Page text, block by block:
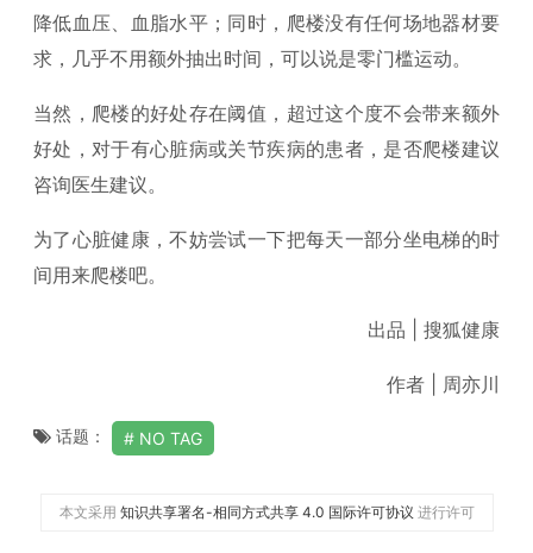
降低血压、血脂水平；同时，爬楼没有任何场地器材要
求，几乎不用额外抽出时间，可以说是零门槛运动。
当然，爬楼的好处存在阈值，超过这个度不会带来额外
好处，对于有心脏病或关节疾病的患者，是否爬楼建议
咨询医生建议。
为了心脏健康，不妨尝试一下把每天一部分坐电梯的时
间用来爬楼吧。
出品 | 搜狐健康
作者 | 周亦川
话题： NO TAG
本文采用 知识共享署名-相同方式共享 4.0 国际许可协议 进行许可